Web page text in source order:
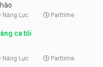
Năng Lực Parttime
ca tối
Năng Lực Parttime